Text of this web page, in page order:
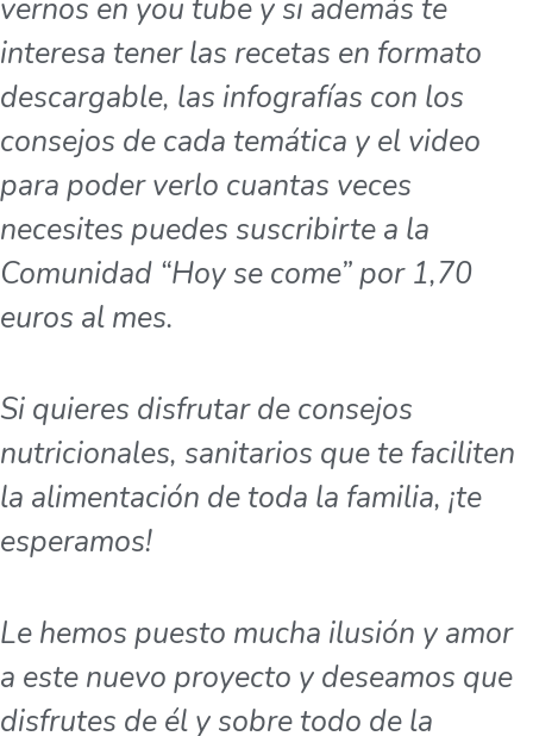
vernos en you tube y si además te
interesa tener las recetas en formato
descargable, las infografías con los
consejos de cada temática y el video
para poder verlo cuantas veces
necesites puedes suscribirte a la
Comunidad “Hoy se come” por 1,70
euros al mes.
Si quieres disfrutar de consejos
nutricionales, sanitarios que te faciliten
la alimentación de toda la familia, ¡te
esperamos!
Le hemos puesto mucha ilusión y amor
a este nuevo proyecto y deseamos que
disfrutes de él y sobre todo de la